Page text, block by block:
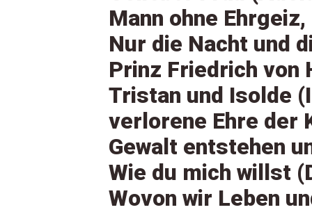
Mann ohne
Nur die Nacht und
Prinz Friedrich von
Tristan und Isolde
verlorene Ehre der
Gewalt entstehen
Wie du mich willst
Wovon wir Leben